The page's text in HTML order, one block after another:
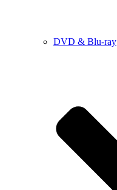
DVD & Blu-ray